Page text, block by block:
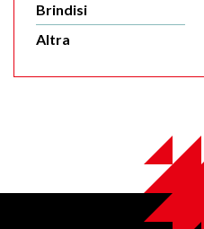
Brindisi
Altra